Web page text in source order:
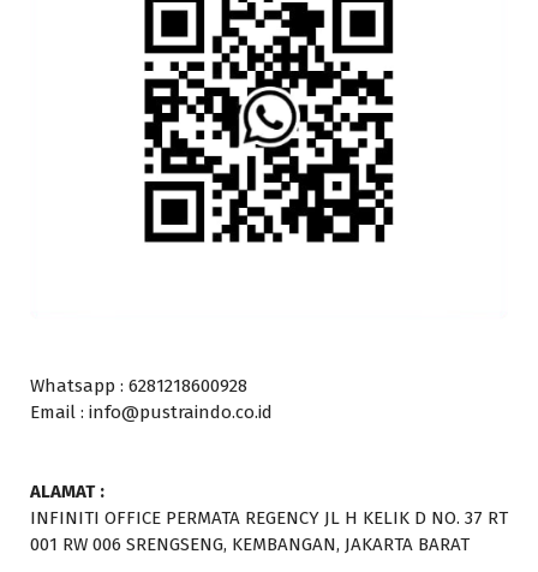
Whatsapp : 6281218600928
Email : info@pustraindo.co.id
ALAMAT :
INFINITI OFFICE PERMATA REGENCY JL H KELIK D NO. 37 RT
001 RW 006 SRENGSENG, KEMBANGAN, JAKARTA BARAT